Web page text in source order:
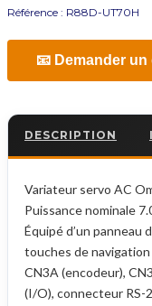
Référence : R88D-UT70H
📧 Demander un
DESCRIPTION
Variateur servo AC
Puissance nominale
Équipé d’un panneau
touches de
CN3A (encodeur),
(I/O), connecteur RS-